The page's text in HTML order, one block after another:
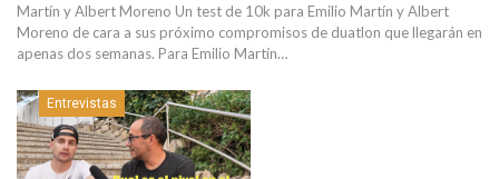
Martín y Albert Moreno Un test de 10k para Emilio Martín y Albert
Moreno de cara a sus próximo compromisos de duatlon que llegarán en
apenas dos semanas. Para Emilio Martín…
Entrevistas